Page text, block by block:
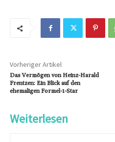
Vorheriger Artikel
Das Vermögen von Heinz-Harald
Frentzen: Ein Blick auf den
ehemaligen Formel-1-Star
Weiterlesen